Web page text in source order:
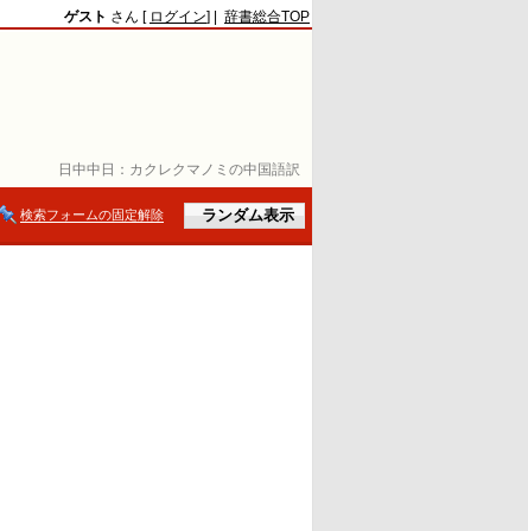
日中中日： カクレクマノミの中国語訳
ゲスト さん [ ログイン] | 辞書総合TOP
検索フォームの固定解除